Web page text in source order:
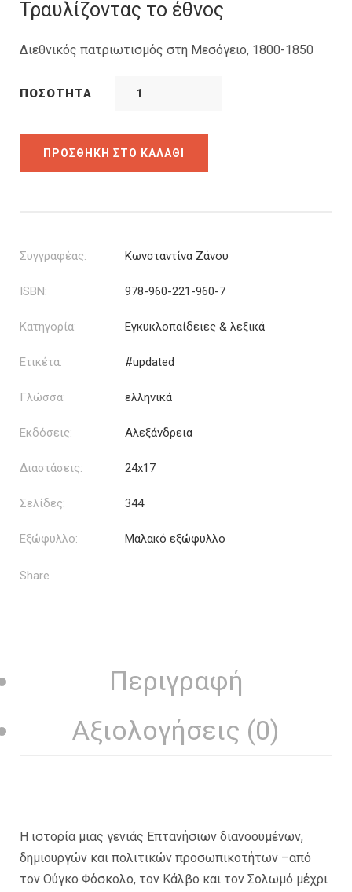
21.20€.
19.08€.
Τραυλίζοντας το έθνος
Διεθνικός πατριωτισμός στη Μεσόγειο, 1800-1850
ΠΟΣΌΤΗΤΑ
ΠΡΟΣΘΉΚΗ ΣΤΟ ΚΑΛΆΘΙ
Συγγραφέας: Κωνσταντίνα Ζάνου
ISBN: 978-960-221-960-7
Κατηγορία: Εγκυκλοπαίδειες & λεξικά
Ετικέτα: #updated
Γλώσσα: ελληνικά
Εκδόσεις: Αλεξάνδρεια
Διαστάσεις: 24x17
Σελίδες: 344
Εξώφυλλο: Μαλακό εξώφυλλο
Share
Περιγραφή
Αξιολογήσεις (0)
Η ιστορία μιας γενιάς Επτανήσιων διανοουμένων,
δημιουργών και πολιτικών προσωπικοτήτων –από
τον Ούγκο Φόσκολο, τον Κάλβο και τον Σολωμό μέχρι